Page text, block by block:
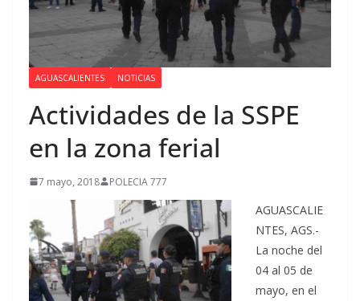
AGUASCALIENTES NOTICIAS
Actividades de la SSPE
en la zona ferial
7 mayo, 2018 POLECIA 777
AGUASCALIE
NTES, AGS.-
La noche del
04 al 05 de
mayo, en el